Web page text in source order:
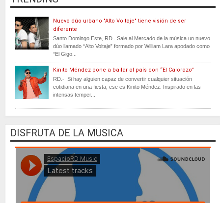
Nuevo dúo urbano "Alto Voltaje" tiene visión de ser
diferente
Santo Domingo Este, RD . Sale al Mercado de la música un nuevo
dúo llamado “Alto Voltaje” formado por William Lara apodado como
“El Gigo...
Kinito Méndez pone a bailar al país con “El Calorazo”
RD.- Si hay alguien capaz de convertir cualquier situación
cotidiana en una fiesta, ese es Kinito Méndez. Inspirado en las
intensas temper...
DISFRUTA DE LA MUSICA